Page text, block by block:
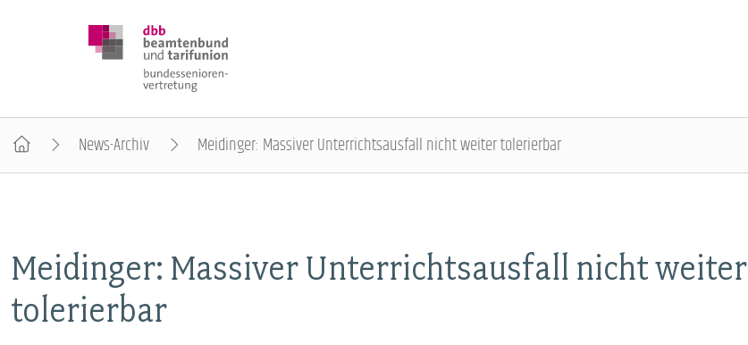
Gremien
POSITIONEN
VERANSTALTUNGEN
Fachtagungen
News-Archiv Meidinger: Massiver Unterrichtsausfall nicht weiter tolerierbar
Meidinger: Massiver Unterrichtsausfall nicht weiter
tolerierbar